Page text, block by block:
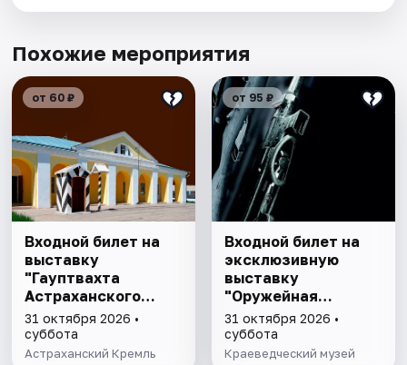
Похожие мероприятия
от 60 ₽
Входной билет на
выставку
"Гауптвахта
Астраханского
гарнизона. XIX в."
31 октября 2026 •
суббота
Астраханский Кремль
от 95 ₽
Входной билет на
эксклюзивную
выставку
"Оружейная
комната"
31 октября 2026 •
суббота
Краеведческий музей